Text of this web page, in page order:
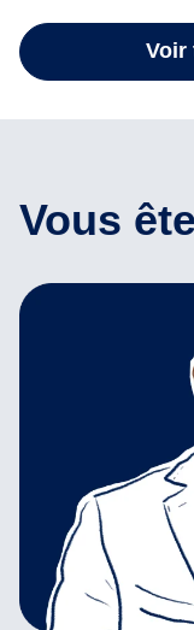
Voir
Vous